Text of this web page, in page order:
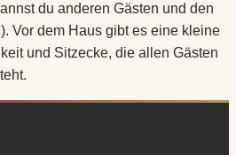
du anderen Gästen und den
Vor dem Haus gibt es eine kleine
und Sitzecke, die allen Gästen